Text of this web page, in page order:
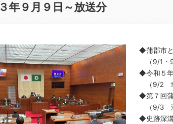
年９月９日～放送分
◆蒲郡市
（9/1・
◆令和５
（9/2 幸
◆第７回
（9/3 海
◆史跡深